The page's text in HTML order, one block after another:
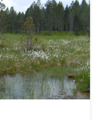
(WAS Luzern)
Sozialhilfe
(Dienststelle)